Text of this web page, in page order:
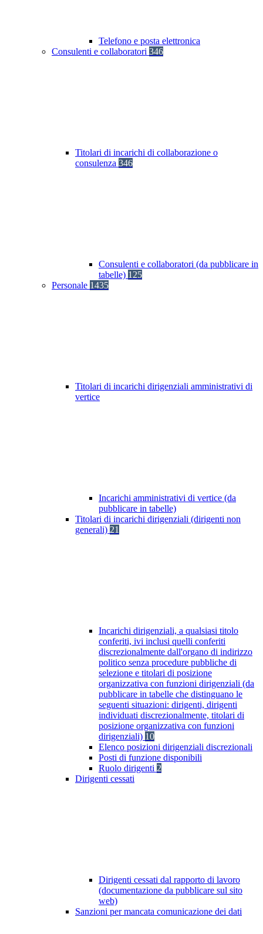
Telefono e posta elettronica
Consulenti e collaboratori 346
Titolari di incarichi di collaborazione o
consulenza 346
Consulenti e collaboratori (da pubblicare in
tabelle) 125
Personale 1435
Titolari di incarichi dirigenziali amministrativi di
vertice
Incarichi amministrativi di vertice (da
pubblicare in tabelle)
Titolari di incarichi dirigenziali (dirigenti non
generali) 21
Incarichi dirigenziali, a qualsiasi titolo
conferiti, ivi inclusi quelli conferiti
discrezionalmente dall'organo di indirizzo
politico senza procedure pubbliche di
selezione e titolari di posizione
organizzativa con funzioni dirigenziali (da
pubblicare in tabelle che distinguano le
seguenti situazioni: dirigenti, dirigenti
individuati discrezionalmente, titolari di
posizione organizzativa con funzioni
dirigenziali) 10
Elenco posizioni dirigenziali discrezionali
Posti di funzione disponibili
Ruolo dirigenti 2
Dirigenti cessati
Dirigenti cessati dal rapporto di lavoro
(documentazione da pubblicare sul sito
web)
Sanzioni per mancata comunicazione dei dati